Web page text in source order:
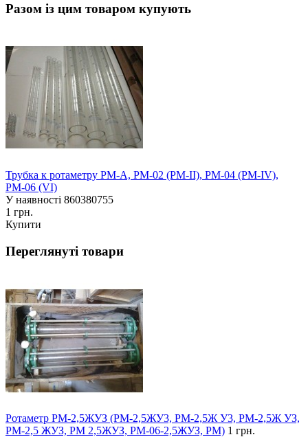
Разом із цим товаром купують
Трубка к ротаметру РМ-А, РМ-02 (РМ-II), РМ-04 (РМ-IV),
РМ-06 (VI)
У наявності 860380755
1 грн.
Купити
Переглянуті товари
Ротаметр РМ-2,5ЖУЗ (РМ-2,5ЖУ3, РМ-2,5Ж У3, РМ-2,5Ж УЗ,
РМ-2,5 ЖУЗ, РМ 2,5ЖУЗ, РМ-06-2,5ЖУЗ, РМ) 1 грн.